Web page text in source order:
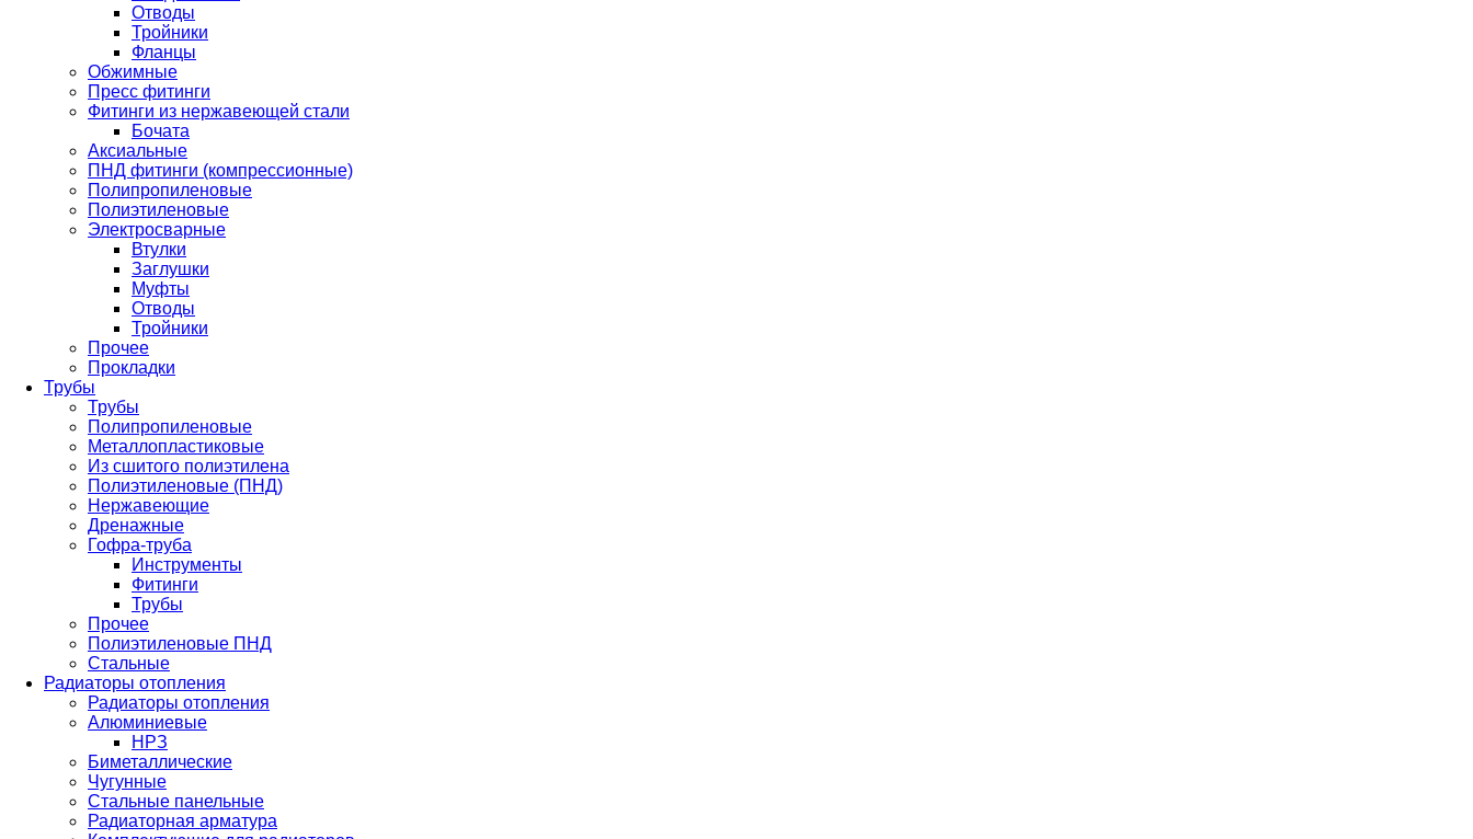
Отводы
Тройники
Фланцы
Обжимные
Пресс фитинги
Фитинги из нержавеющей стали
Бочата
Аксиальные
ПНД фитинги (компрессионные)
Полипропиленовые
Полиэтиленовые
Электросварные
Втулки
Заглушки
Муфты
Отводы
Тройники
Прочее
Прокладки
Трубы
Трубы
Полипропиленовые
Металлопластиковые
Из сшитого полиэтилена
Полиэтиленовые (ПНД)
Нержавеющие
Дренажные
Гофра-труба
Инструменты
Фитинги
Трубы
Прочее
Полиэтиленовые ПНД
Стальные
Радиаторы отопления
Радиаторы отопления
Алюминиевые
НРЗ
Биметаллические
Чугунные
Стальные панельные
Радиаторная арматура